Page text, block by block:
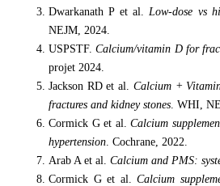
Dwarkanath P et al. Low-dose vs
NEJM, 2024.
USPSTF.Calcium/vitamin D for
projet 2024.
Jackson RD et al. Calcium +
fractures and kidney stones . WHI,
Cormick G et al.Calcium
hypertension . Cochrane, 2022.
Arab A et al. Calcium and PMS:
Cormick G et al.Calcium